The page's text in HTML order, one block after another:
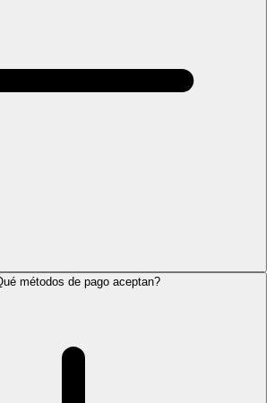
métodos de pago aceptan?